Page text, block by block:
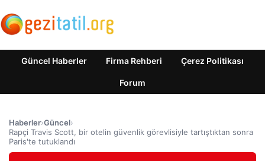
Güncel Haberler Firma Rehberi Çerez Politikası
Forum
Haberler›Güncel›
Rapçi Travis Scott, bir otelin güvenlik görevlisiyle tartıştıktan sonra
Paris'te tutuklandı